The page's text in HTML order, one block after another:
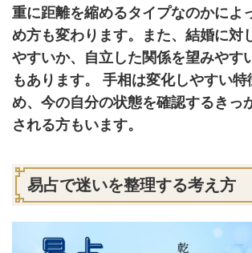
重に距離を縮めるタイプなのかによ
め方も変わります。また、結婚に対
やすいか、自立した関係を望みやす
もあります。 手相は変化しやすい特
め、今の自分の状態を確認するきっ
される方もいます。
易占で迷いを整理する考え方